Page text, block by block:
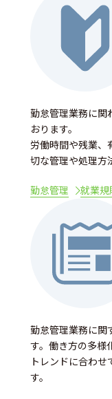
勤怠管理業務に関
おります。
労働時間や残業、
切な管理や処理方
勤怠管理 就業規
勤怠管理業務に関
す。働き方の多様
トレンドに合わ
す。